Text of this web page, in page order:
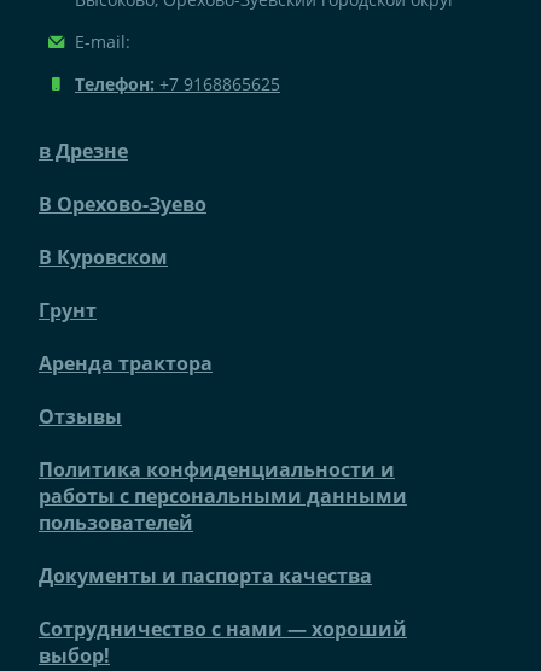
E-mail:
Телефон: +7 9168865625
в Дрезне
В Орехово-Зуево
В Куровском
Грунт
Аренда трактора
Отзывы
Политика конфиденциальности и
работы с персональными данными
пользователей
Документы и паспорта качества
Сотрудничество с нами — хороший
выбор!